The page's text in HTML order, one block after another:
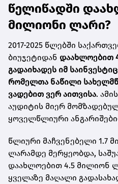
წელიწადში
მილიონი ლარი?
2017-2025 წლებში
ბიუჯეტიდან დაახლოებით
გადაიხადეს იმ
რომელთა ნაწილი
ვადებით ვერ აითვისა.
აუდიტის მიერ
ყოველწლიური
წლიური მაჩვენებელი 1.7
ლარამდე მერყეობდა,
დაახლოებით 4.5 მილიონ
ყველაზე მაღალი